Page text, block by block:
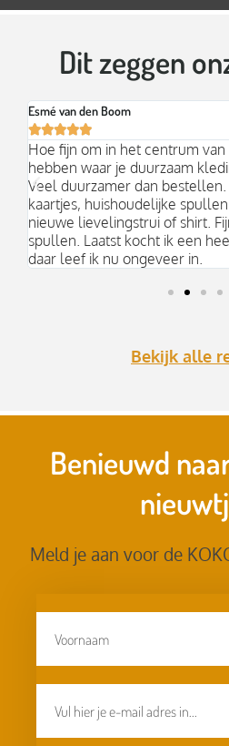
Dit zeggen
Esmé van den Boom

Hoe fijn om in het centrum
hebben waar je duurzaam
Veel duurzamer dan
kaartjes, huishoudelijke
nieuwe lievelingstrui of shirt.
spullen. Laatst kocht ik een
daar leef ik nu ongeveer in.
Bekijk alle
Benieuwd
Meld je aan voor de